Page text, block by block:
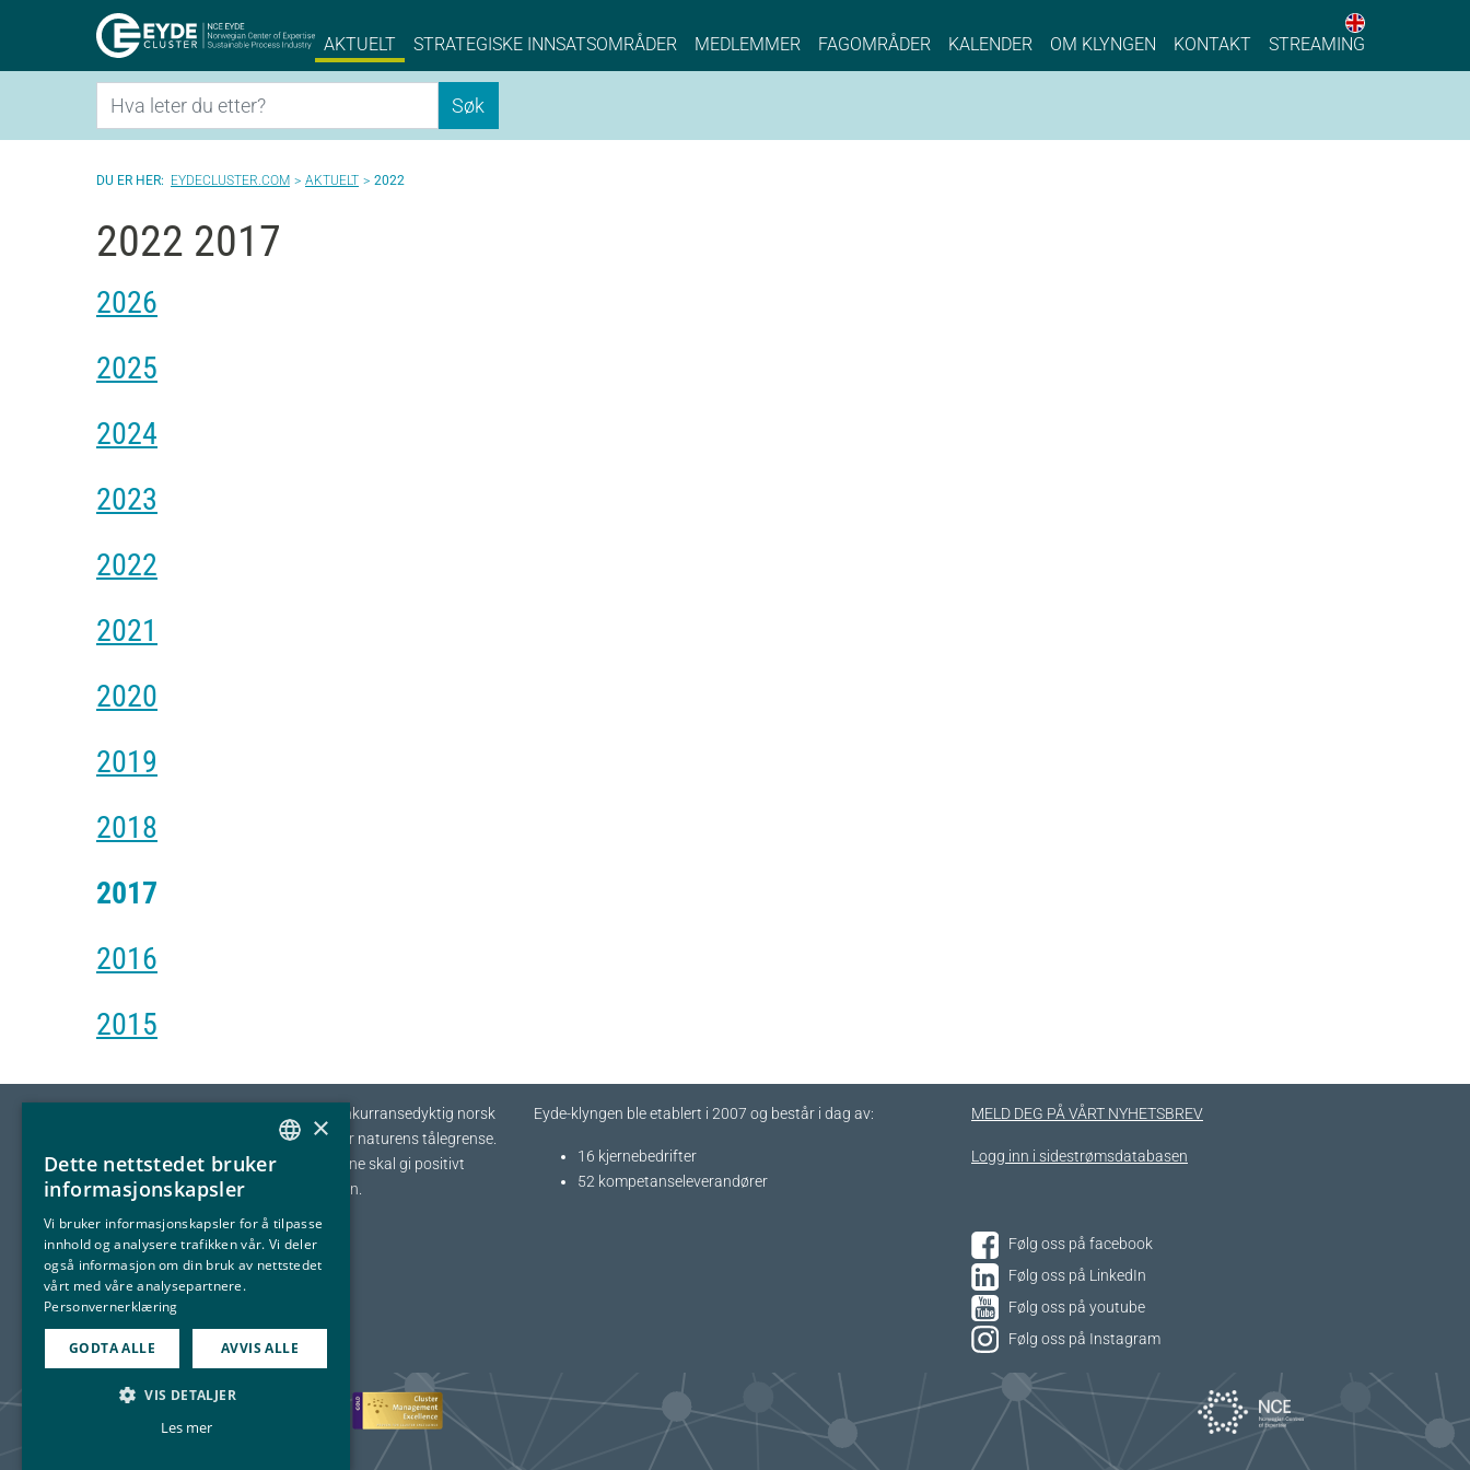
Eyde-Cluster | NCE EYDE, Norwegian Center of Expertise, Sustainable Process Industry
AKTUELT STRATEGISKE INNSATSOMRÅDER MEDLEMMER FAGOMRÅDER KALENDER OM KLYNGEN KONTAKT STREAMING
English
Søk Søk
EYDECLUSTER.COM AKTUELT 2022
2022 2017
2026
2025
2024
2023
2022
2021
2020
2019
2018
2017
2016
2015
Eyde-klyngen skal sikre tilvekst og konkurransedyktig norsk
prosessindustri som opererer innenfor naturens tålegrense.
I fellesskap streber vi etter at bedriftene skal gi positivt
bidrag tilbake til samfunnet og naturen.
Eyde-klyngen ble etablert i 2007 og består i dag av:
16 kjernebedrifter​
52 kompetanseleverandører
MELD DEG PÅ VÅRT NYHETSBREV
Logg inn i sidestrømsdatabasen
Følg oss på facebook
Følg oss på LinkedIn
Følg oss på youtube
Følg oss på Instagram
NORWEGIAN
×
Dette nettstedet bruker
informasjonskapsler
Vi bruker informasjonskapsler for å tilpasse
innhold og analysere trafikken vår. Vi deler
også informasjon om din bruk av nettstedet
vårt med våre analysepartnere.
Personvernerklæring
GODTA ALLE AVVIS ALLE
VIS DETALJER
Les mer